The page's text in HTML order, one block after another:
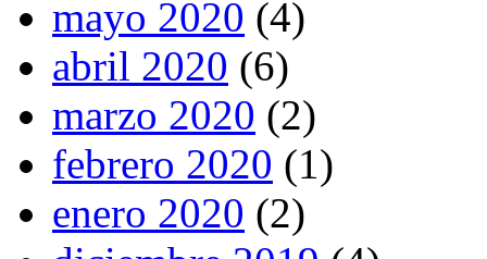
mayo 2020 (4)
abril 2020 (6)
marzo 2020 (2)
febrero 2020 (1)
enero 2020 (2)